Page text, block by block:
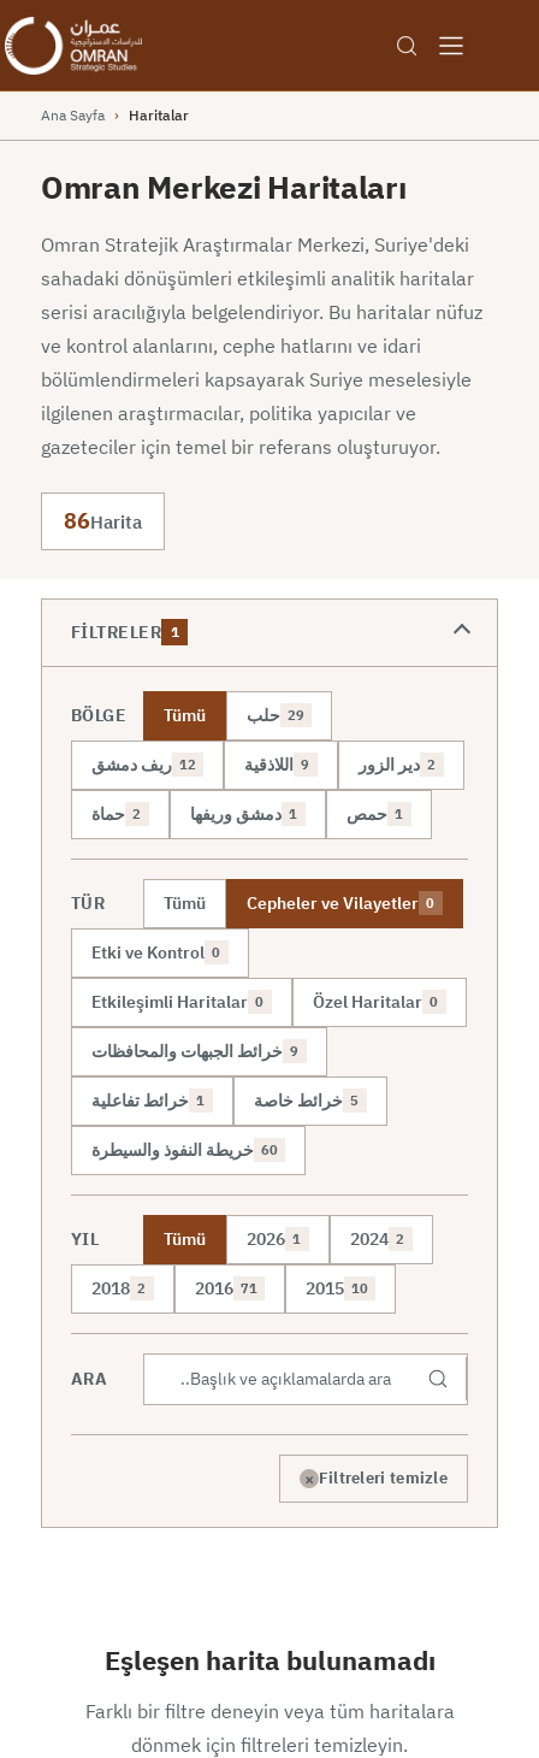
Ana Sayfa › Haritalar
Omran Merkezi Haritaları
Omran Stratejik Araştırmalar Merkezi, Suriye'deki
sahadaki dönüşümleri etkileşimli analitik haritalar
serisi aracılığıyla belgelendiriyor. Bu haritalar nüfuz
ve kontrol alanlarını, cephe hatlarını ve idari
bölümlendirmeleri kapsayarak Suriye meselesiyle
ilgilenen araştırmacılar, politika yapıcılar ve
gazeteciler için temel bir referans oluşturuyor.
86Harita
FILTRELER 1
BÖLGE Tümü حلب 29
ريف دمشق 12 اللاذقية 9 دير الزور 2
حماة 2 دمشق وريفها 1 حمص 1
TÜR Tümü Cepheler ve Vilayetler 0
Etki ve Kontrol 0
Etkileşimli Haritalar 0 Özel Haritalar 0
خرائط الجبهات والمحافظات 9
خرائط تفاعلية 1 خرائط خاصة 5
خريطة النفوذ والسيطرة 60
YIL Tümü 2026 1 2024 2
2018 2 2016 71 2015 10
ARA
× Filtreleri temizle
Eşleşen harita bulunamadı
Farklı bir filtre deneyin veya tüm haritalara
dönmek için filtreleri temizleyin.